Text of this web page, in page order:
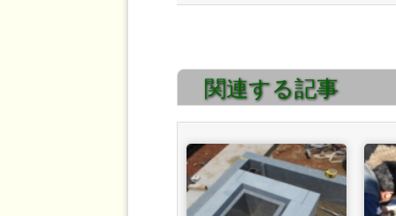
関連する記事